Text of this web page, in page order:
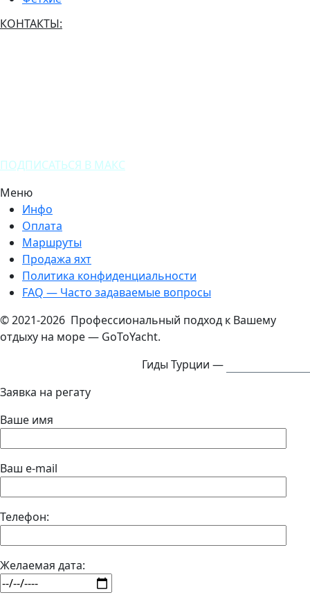
КОНТАКТЫ:
ПОДПИСАТЬСЯ В МАКС
Меню
Инфо
Оплата
Маршруты
Продажа яхт
Политика конфиденциальности
FAQ — Часто задаваемые вопросы
© 2021-2026 Профессиональный подход к Вашему
отдыху на море — GoToYacht.
Гиды Турции —
Заявка на регату
Ваше имя
Ваш e-mail
Телефон:
Желаемая дата: